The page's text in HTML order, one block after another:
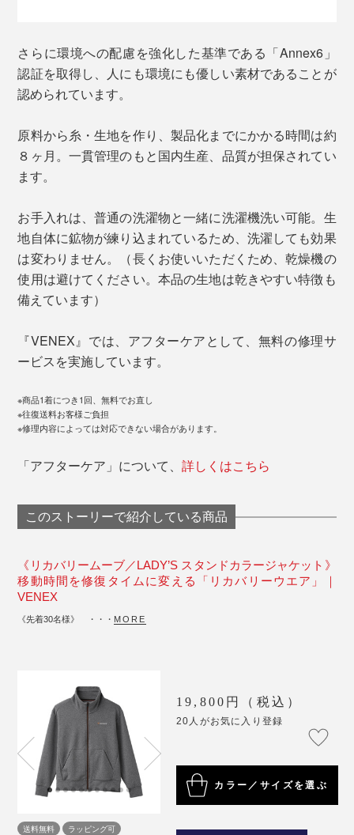
さらに環境への配慮を強化した基準である「Annex6」
認証を取得し、人にも環境にも優しい素材であることが
認められています。
原料から糸・生地を作り、製品化までにかかる時間は約
８ヶ月。一貫管理のもと国内生産、品質が担保されてい
ます。
お手入れは、普通の洗濯物と一緒に洗濯機洗い可能。生
地自体に鉱物が練り込まれているため、洗濯しても効果
は変わりません。（長くお使いいただくため、乾燥機の
使用は避けてください。本品の生地は乾きやすい特徴も
備えています）
『VENEX』では、アフターケアとして、無料の修理サ
ービスを実施しています。
※商品1着につき1回、無料でお直し
※往復送料お客様ご負担
※修理内容によっては対応できない場合があります。
「アフターケア」について、詳しくはこちら
このストーリーで紹介している商品
《リカバリームーブ／LADY’S スタンドカラージャケット》
移動時間を修復タイムに変える「リカバリーウエア」｜
VENEX
《先着30名様》 ・・・ MORE
送料無料 ラッピング可
19,800円（税込）
20人がお気に入り登録
カラー／サイズを選ぶ